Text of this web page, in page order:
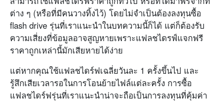
ต่าง ๆ (หรือที่มีคนวางทิ้งไว้) โดยไม่จำเป็นต้องลงทุนซื้อ
flash drive รุ่นที่เราแนะนำในบทความนี้ก็ได้ แต่ก็ต้องรับ
ความเสี่ยงที่ข้อมูลอาจสูญหายเพราะแฟลชไดรฟ์แจกฟรี
ราคาถูกเหล่านี้มักเสียหายได้ง่าย
แต่หากคุณใช้แฟลชไดร์ฟเฉลี่ยวันละ 1 ครั้งขึ้นไป และ
รู้สึกเสียเวลารอในการโอนย้ายไฟล์แต่ละครั้ง การซื้อ
แฟลชไดร์ฟรุ่นที่เราแนะนำน่าจะถือเป็นการลงทุนที่คุ้มค่า